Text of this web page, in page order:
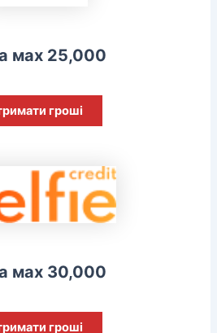
мах 25,000
гроші
мах 30,000
гроші